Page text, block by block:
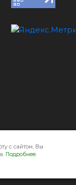
с сайтом, Вы
Подробнее.